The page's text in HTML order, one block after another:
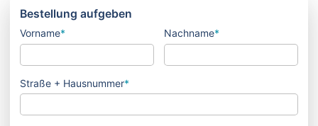
Bestellung aufgeben
Vorname* Nachname*
Straße + Hausnummer*